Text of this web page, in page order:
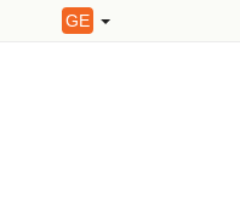
GE